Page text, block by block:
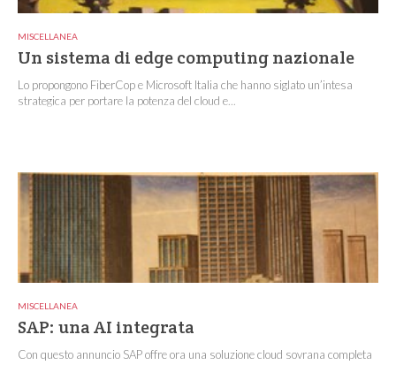
MISCELLANEA
Un sistema di edge computing nazionale
Lo propongono FiberCop e Microsoft Italia che hanno siglato un’intesa
strategica per portare la potenza del cloud e...
MISCELLANEA
SAP: una AI integrata
Con questo annuncio SAP offre ora una soluzione cloud sovrana completa